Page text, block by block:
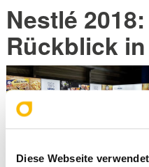
Diese Webseite
Nestlé
Rückblick